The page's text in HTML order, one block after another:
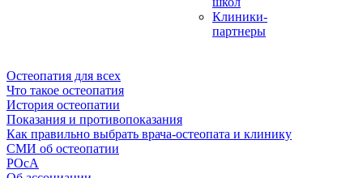
Клиники-
партнеры
Остеопатия для всех
Что такое остеопатия
История остеопатии
Показания и противопоказания
Как правильно выбрать врача-остеопата и клинику
СМИ об остеопатии
РОсА